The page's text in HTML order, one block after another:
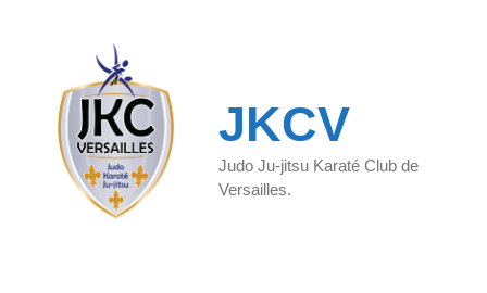
JKCV
Judo Ju-jitsu Karaté Club de
Versailles.